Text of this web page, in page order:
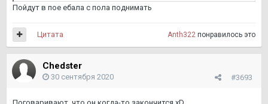
Пойдут в пое ебала с пола поднимать
Anth322 понравилось это
Цитата
Chedster
#3693
30 сентября 2020